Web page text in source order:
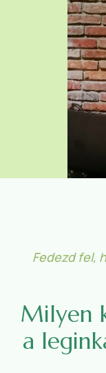
Fedezd fel,
Milyen
a